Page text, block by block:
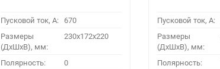
Пусковой ток, A: 670
Размеры
(ДхШхВ), мм:
230x172x220
Полярность: 0
Пусковой ток, A:
Размеры
(ДхШхВ), мм:
Полярность: